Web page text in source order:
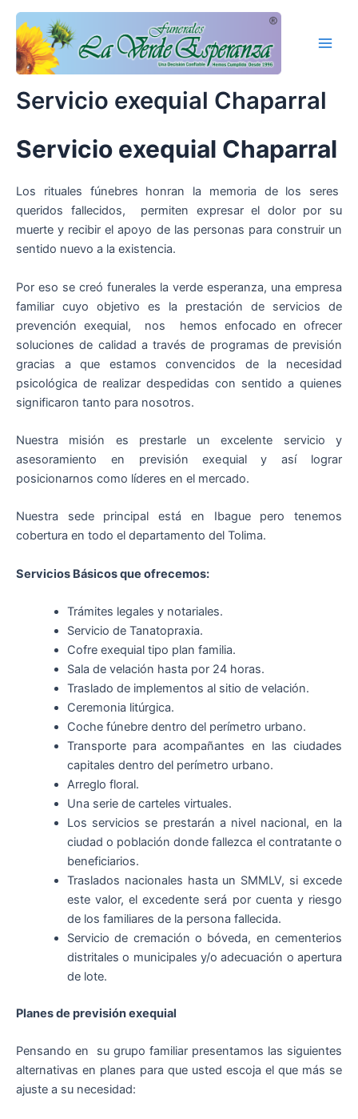
contenido
Servicio exequial Chaparral
Servicio exequial Chaparral
Los rituales fúnebres honran la memoria de los seres
queridos fallecidos, permiten expresar el dolor por su
muerte y recibir el apoyo de las personas para construir un
sentido nuevo a la existencia.
Por eso se creó funerales la verde esperanza, una empresa
familiar cuyo objetivo es la prestación de servicios de
prevención exequial, nos hemos enfocado en ofrecer
soluciones de calidad a través de programas de previsión
gracias a que estamos convencidos de la necesidad
psicológica de realizar despedidas con sentido a quienes
significaron tanto para nosotros.
Nuestra misión es prestarle un excelente servicio y
asesoramiento en previsión exequial y así lograr
posicionarnos como líderes en el mercado.
Nuestra sede principal está en Ibague pero tenemos
cobertura en todo el departamento del Tolima.
Servicios Básicos que ofrecemos:
Trámites legales y notariales.
Servicio de Tanatopraxia.
Cofre exequial tipo plan familia.
Sala de velación hasta por 24 horas.
Traslado de implementos al sitio de velación.
Ceremonia litúrgica.
Coche fúnebre dentro del perímetro urbano.
Transporte para acompañantes en las ciudades
capitales dentro del perímetro urbano.
Arreglo floral.
Una serie de carteles virtuales.
Los servicios se prestarán a nivel nacional, en la
ciudad o población donde fallezca el contratante o
beneficiarios.
Traslados nacionales hasta un SMMLV, si excede
este valor, el excedente será por cuenta y riesgo
de los familiares de la persona fallecida.
Servicio de cremación o bóveda, en cementerios
distritales o municipales y/o adecuación o apertura
de lote.
Planes de previsión exequial
Pensando en su grupo familiar presentamos las siguientes
alternativas en planes para que usted escoja el que más se
ajuste a su necesidad: